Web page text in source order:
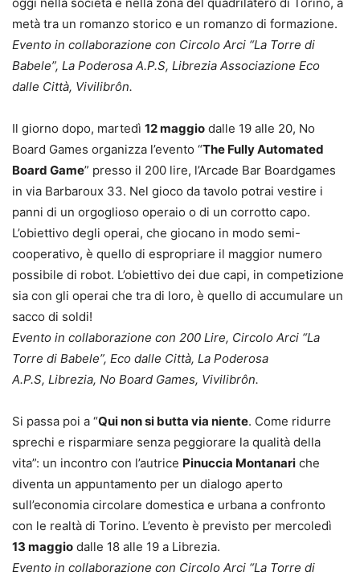
metà tra un romanzo storico e un romanzo di formazione.
Evento in collaborazione con Circolo Arci “La Torre di
Babele”, La Poderosa A.P.S, Librezia Associazione Eco
dalle Città, Vivilibrôn.
Il giorno dopo, martedì 12 maggio dalle 19 alle 20, No
Board Games organizza l’evento “The Fully Automated
Board Game” presso il 200 lire, l’Arcade Bar Boardgames
in via Barbaroux 33. Nel gioco da tavolo potrai vestire i
panni di un orgoglioso operaio o di un corrotto capo.
L’obiettivo degli operai, che giocano in modo semi-
cooperativo, è quello di espropriare il maggior numero
possibile di robot. L’obiettivo dei due capi, in competizione
sia con gli operai che tra di loro, è quello di accumulare un
sacco di soldi!
Evento in collaborazione con 200 Lire, Circolo Arci “La
Torre di Babele”, Eco dalle Città, La Poderosa
A.P.S, Librezia, No Board Games, Vivilibrôn.
Si passa poi a “Qui non si butta via niente. Come ridurre
sprechi e risparmiare senza peggiorare la qualità della
vita”: un incontro con l’autrice Pinuccia Montanari che
diventa un appuntamento per un dialogo aperto
sull’economia circolare domestica e urbana a confronto
con le realtà di Torino. L’evento è previsto per mercoledì
13 maggio dalle 18 alle 19 a Librezia.
Evento in collaborazione con Circolo Arci “La Torre di